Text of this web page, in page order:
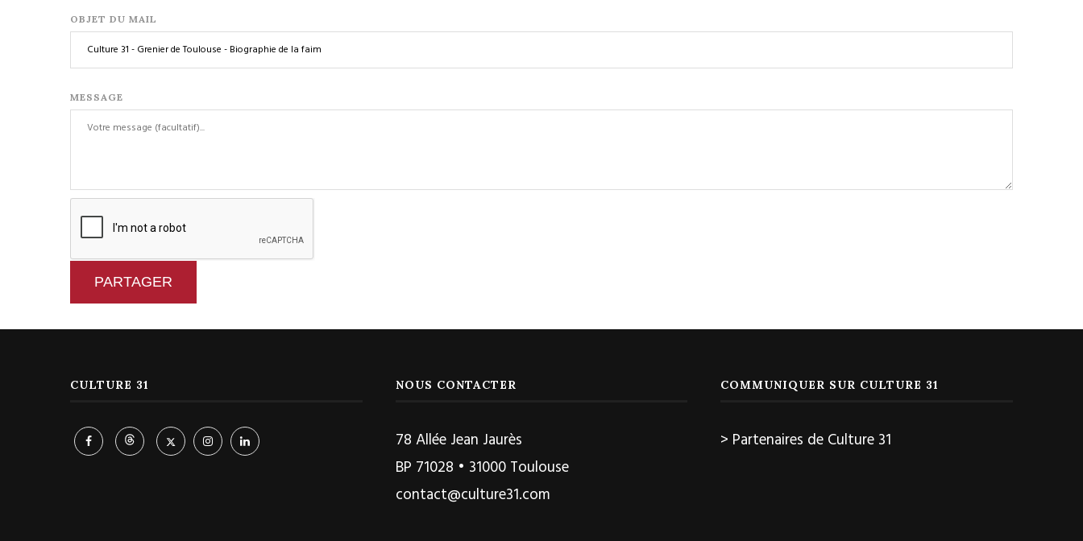
OBJET DU MAIL
MESSAGE
PARTAGER
CULTURE 31 NOUS CONTACTER
78 Allée Jean Jaurès
BP 71028 • 31000 Toulouse
contact@culture31.com
COMMUNIQUER SUR CULTURE 31
> Partenaires de Culture 31